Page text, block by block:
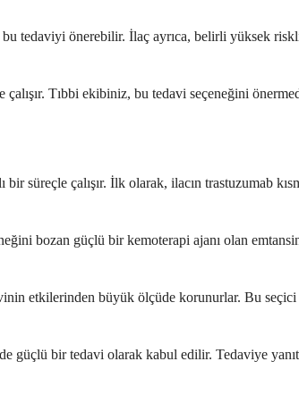
önerebilir. İlaç ayrıca, belirli yüksek
Tıbbi ekibiniz, bu tedavi seçeneğini
süreçle çalışır. İlk olarak, ilacın trastuzumab
bozan güçlü bir kemoterapi ajanı olan
etkilerinden büyük ölçüde korunurlar. Bu
bir tedavi olarak kabul edilir. Tedaviye